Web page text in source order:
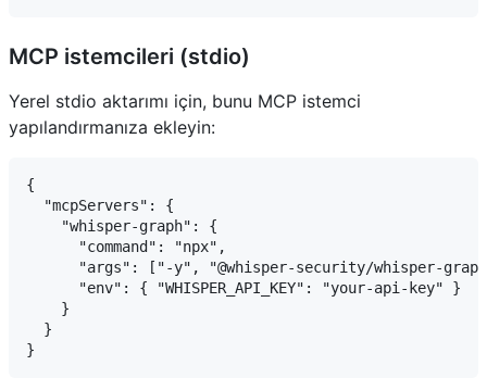
MCP istemcileri (stdio)
Yerel stdio aktarımı için, bunu MCP istemci
yapılandırmanıza ekleyin:
{
  "mcpServers": {
    "whisper-graph": {
      "command": "npx",
"args": ["-y", "@whisper-security/whisper-
      "env": { "WHISPER_API_KEY": "your-api-key" }
    }
  }